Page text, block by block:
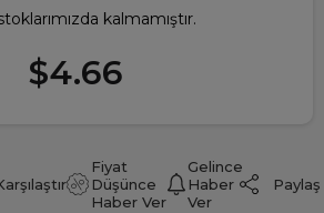
kalmamıştır.
$4.66
Fiyat
Düşünce
Haber Ver
Gelince
Haber
Ver
Paylaş